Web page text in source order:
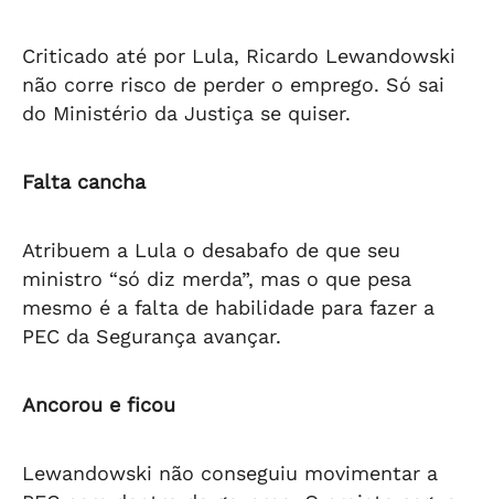
Criticado até por Lula, Ricardo Lewandowski
não corre risco de perder o emprego. Só sai
do Ministério da Justiça se quiser.
Falta cancha
Atribuem a Lula o desabafo de que seu
ministro “só diz merda”, mas o que pesa
mesmo é a falta de habilidade para fazer a
PEC da Segurança avançar.
Ancorou e ficou
Lewandowski não conseguiu movimentar a